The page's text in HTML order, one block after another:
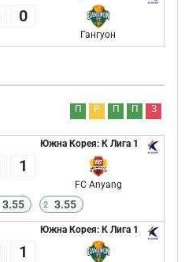
0
Гангуон
П Р П П З
Южна Корея: К Лига 1
1
FC Anyang
3.55 2 3.55
Южна Корея: К Лига 1
1